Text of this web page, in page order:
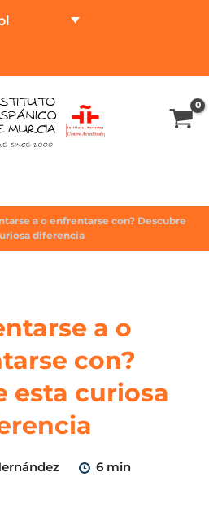
a o enfrentarse con? Descubre
diferencia
a o
con?
esta curiosa
6 min